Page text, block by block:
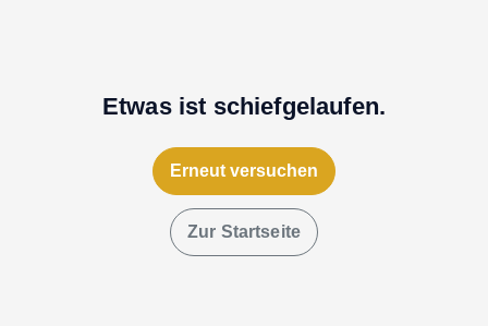
Etwas ist schiefgelaufen.
Erneut versuchen
Zur Startseite